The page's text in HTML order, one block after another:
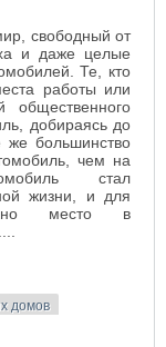
свободный от
и даже целые
Те, кто
работы или
общественного
добираясь до
большинство
чем на
стал
жизни, и для
место в
домов